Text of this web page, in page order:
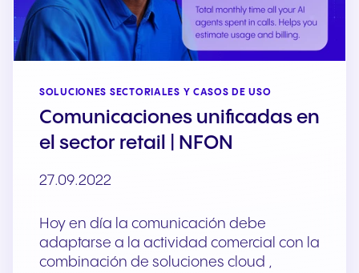
SOLUCIONES SECTORIALES Y CASOS DE USO
Comunicaciones unificadas en
el sector retail | NFON
27.09.2022
Hoy en día la comunicación debe
adaptarse a la actividad comercial con la
combinación de soluciones cloud ,